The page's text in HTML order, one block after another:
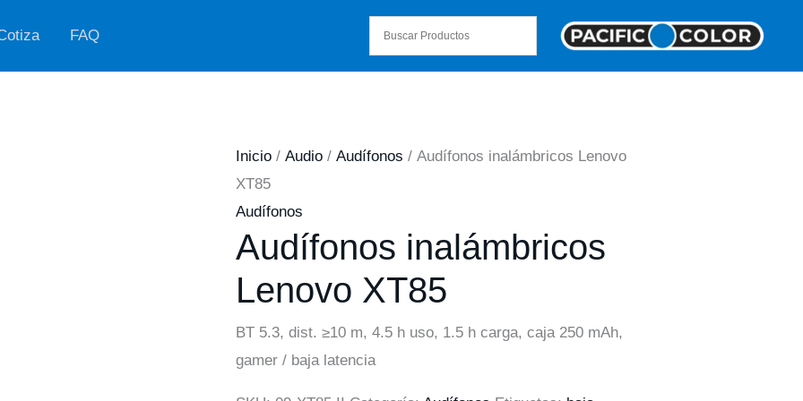
FAQ
Inicio/ Audio/ Audífonos / Audífonos inalámbricos Lenovo
XT85
Audífonos
Audífonos inalámbricos
Lenovo XT85
BT 5.3, dist. ≥10 m, 4.5 h uso, 1.5 h carga, caja 250 mAh,
gamer / baja latencia